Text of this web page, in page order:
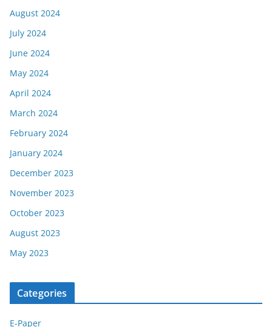
August 2024
July 2024
June 2024
May 2024
April 2024
March 2024
February 2024
January 2024
December 2023
November 2023
October 2023
August 2023
May 2023
Categories
E-Paper